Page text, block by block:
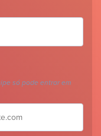
só pode entrar em